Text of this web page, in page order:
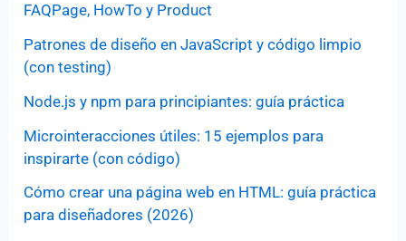
FAQPage, HowTo y Product
Patrones de diseño en JavaScript y código limpio
(con testing)
Node.js y npm para principiantes: guía práctica
Microinteracciones útiles: 15 ejemplos para
inspirarte (con código)
Cómo crear una página web en HTML: guía práctica
para diseñadores (2026)